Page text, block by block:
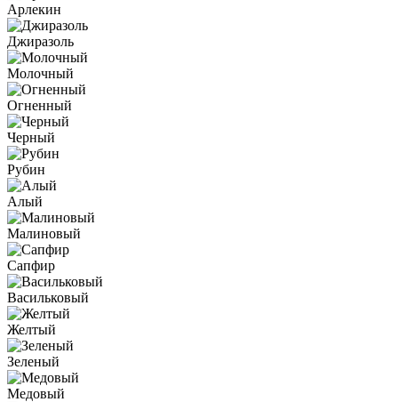
Арлекин
Джиразоль
Молочный
Огненный
Черный
Рубин
Алый
Малиновый
Сапфир
Васильковый
Желтый
Зеленый
Медовый